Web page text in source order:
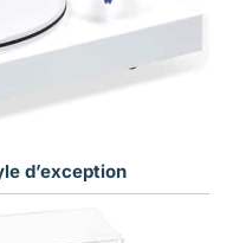
d’exception